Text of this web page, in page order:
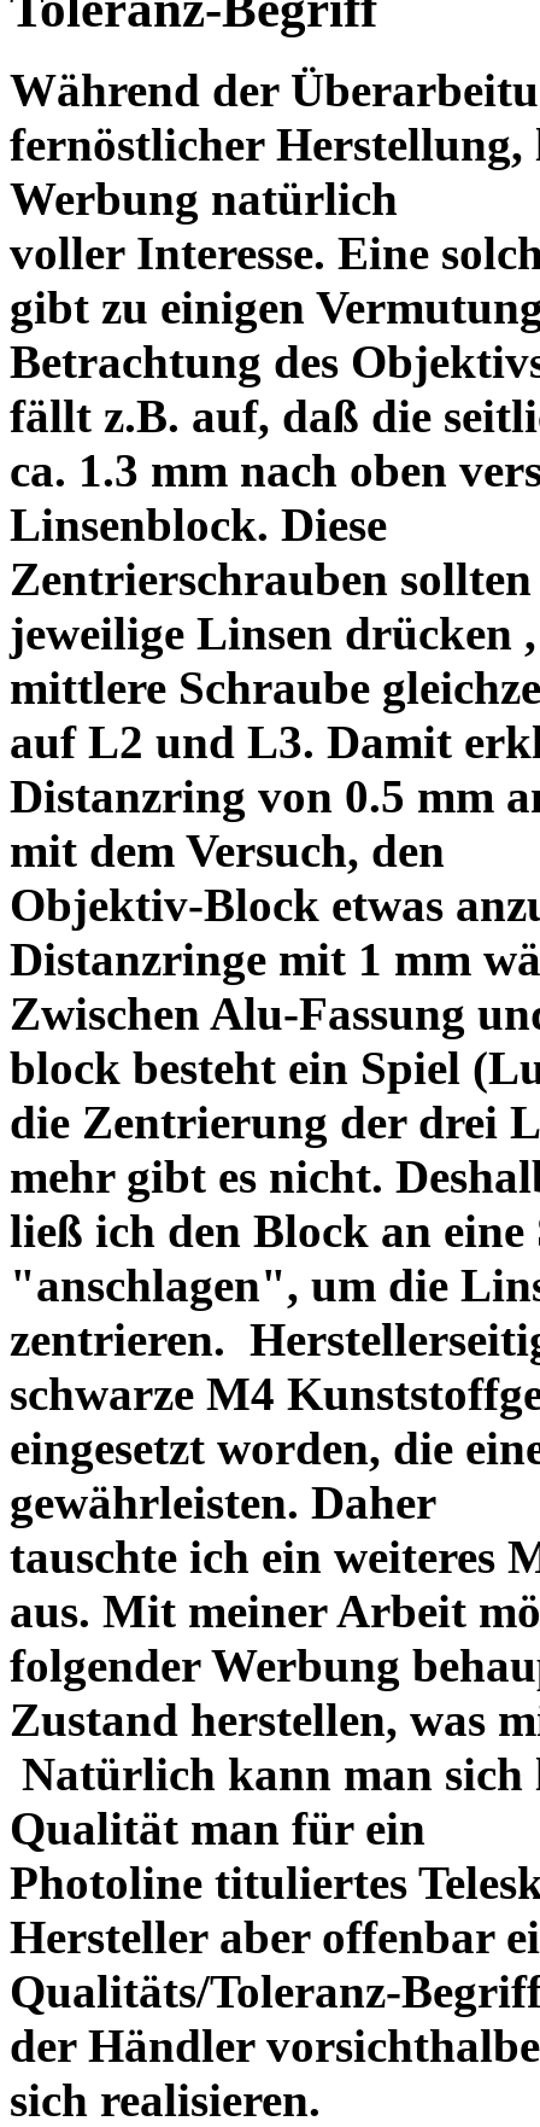
Während der
fernöstlicher Herstellung,
Werbung natürlich
voller Interesse. Eine
gibt zu einigen
Betrachtung des
fällt z.B. auf, daß die
ca. 1.3 mm nach oben
Linsenblock. Diese
Zentrierschrauben
jeweilige Linsen drücken
mittlere Schraube
auf L2 und L3. Damit
Distanzring von 0.5 mm
mit dem Versuch, den
Objektiv-Block etwas
Distanzringe mit 1 mm
Zwischen Alu-Fassung
block besteht ein Spiel
die Zentrierung der drei
mehr gibt es nicht.
ließ ich den Block an eine
"anschlagen", um die
zentrieren.
schwarze M4
eingesetzt worden, die
gewährleisten. Daher
tauschte ich ein weiteres
aus. Mit meiner Arbeit
folgender Werbung
Zustand herstellen, was
Natürlich kann man sich
Qualität man für ein
Photoline tituliertes
Hersteller aber offenbar
Qualitäts/Toleranz-
der Händler
sich realisieren.